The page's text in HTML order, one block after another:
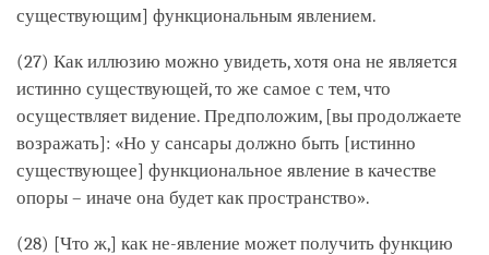
существующим] функциональным явлением.
(27) Как иллюзию можно увидеть, хотя она не является
истинно существующей, то же самое с тем, что
осуществляет видение. Предположим, [вы продолжаете
возражать]: «Но у сансары должно быть [истинно
существующее] функциональное явление в качестве
опоры – иначе она будет как пространство».
(28) [Что ж,] как не-явление может получить функцию